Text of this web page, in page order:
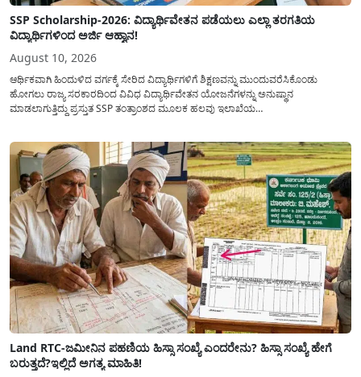
SSP Scholarship-2026: ವಿದ್ಯಾರ್ಥಿವೇತನ ಪಡೆಯಲು ಎಲ್ಲಾ ತರಗತಿಯ
ವಿದ್ಯಾರ್ಥಿಗಳಿಂದ ಅರ್ಜಿ ಆಹ್ವಾನ!
August 10, 2026
ಆರ್ಥಿಕವಾಗಿ ಹಿಂದುಳಿದ ವರ್ಗಕ್ಕೆ ಸೇರಿದ ವಿದ್ಯಾರ್ಥಿಗಳಿಗೆ ಶಿಕ್ಷಣವನ್ನು ಮುಂದುವರೆಸಿಕೊಂಡು
ಹೋಗಲು ರಾಜ್ಯ ಸರಕಾರದಿಂದ ವಿವಿಧ ವಿದ್ಯಾರ್ಥಿವೇತನ ಯೋಜನೆಗಳನ್ನು ಅನುಷ್ಥಾನ
ಮಾಡಲಾಗುತ್ತಿದ್ದು ಪ್ರಸ್ತುತ SSP ತಂತ್ರಾಂಶದ ಮೂಲಕ ಹಲವು ಇಲಾಖೆಯ
ವಿದ್ಯಾರ್ಥಿವೇತನವನ್ನು(Scholarship Application) ಪಡೆಯಲು ವಿದ್ಯಾರ್ಥಿಗಳಿಗೆ ಅರ್ಜಿ ಸಲ್ಲಿಸಲು
ಸರಳ...
Land RTC-ಜಮೀನಿನ ಪಹಣಿಯ ಹಿಸ್ಸಾ ಸಂಖ್ಯೆ ಎಂದರೇನು? ಹಿಸ್ಸಾ ಸಂಖ್ಯೆ ಹೇಗೆ
ಬರುತ್ತದೆ?ಇಲ್ಲಿದೆ ಅಗತ್ಯ ಮಾಹಿತಿ!